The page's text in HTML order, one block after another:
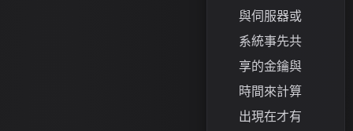
與伺服器或
系統事先共
享的金鑰與
時間來計算
出現在才有